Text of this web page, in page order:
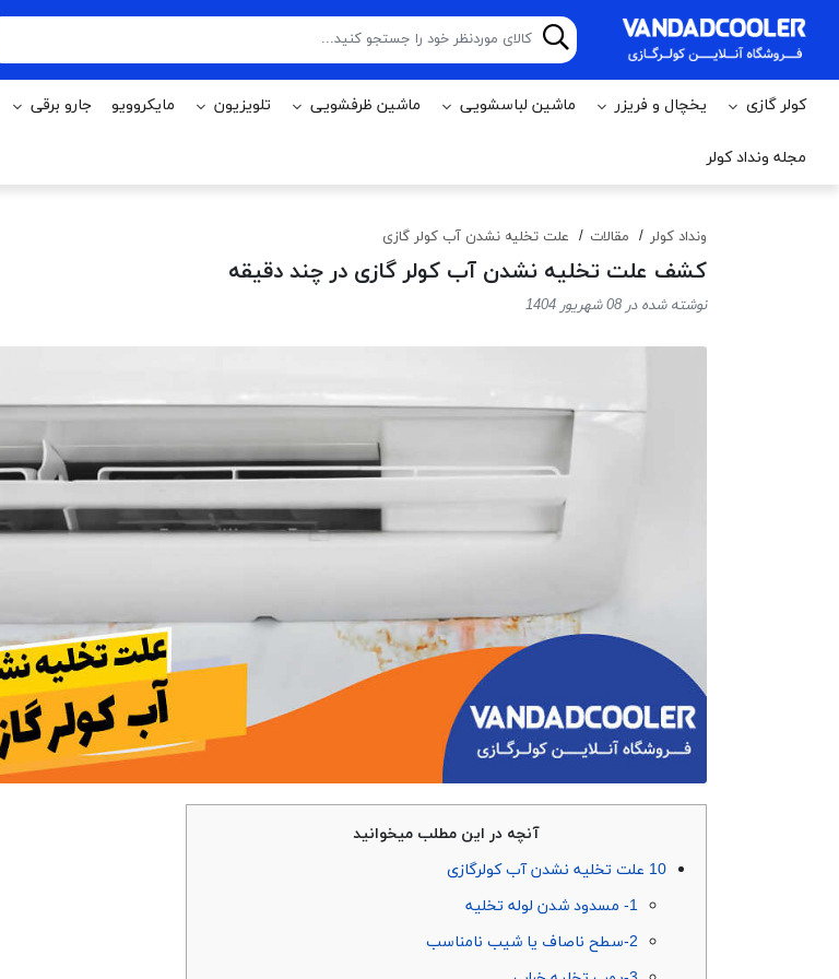
کولر گازی يخچال و فریزر ماشين لباسشویی ماشين ظرفشویی تلويزيون مایکروویو جارو برقی
مجله ونداد کولر
ونداد کولر مقالات علت تخلیه نشدن آب کولر گازی
کشف علت تخلیه نشدن آب کولر گازی در چند دقیقه
نوشته شده در 08 شهریور 1404
آنچه در این مطلب میخوانید
10 علت تخلیه نشدن آب کولرگازی
1- مسدود شدن لوله تخلیه
2-سطح ناصاف یا شیب نامناسب